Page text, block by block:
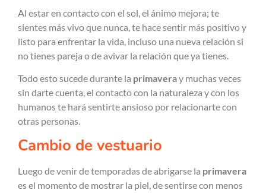
Al estar en contacto con el sol, el ánimo mejora; te
sientes más vivo que nunca, te hace sentir más positivo y
listo para enfrentar la vida, incluso una nueva relación si
no tienes pareja o de avivar la relación que ya tienes.
Todo esto sucede durante la primaveray muchas veces
sin darte cuenta, el contacto con la naturaleza y con los
humanos te hará sentirte ansioso por relacionarte con
otras personas.
Cambio de vestuario
Luego de venir de temporadas de abrigarse la primavera
es el momento de mostrar la piel, de sentirse con menos